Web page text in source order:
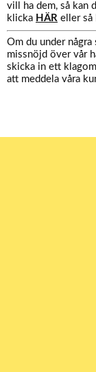
vill ha dem, så kan
klicka HÄR eller så
Om du under
missnöjd över vår
skicka in ett
att meddela våra